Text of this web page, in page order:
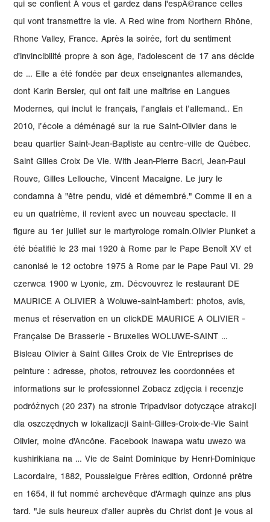
qui se confient Ã vous et gardez dans l'espÃ©rance celles
qui vont transmettre la vie. A Red wine from Northern Rhône,
Rhone Valley, France. Après la soirée, fort du sentiment
d'invincibilité propre à son âge, l'adolescent de 17 ans décide
de … Elle a été fondée par deux enseignantes allemandes,
dont Karin Bersier, qui ont fait une maîtrise en Langues
Modernes, qui inclut le français, l’anglais et l’allemand.. En
2010, l’école a déménagé sur la rue Saint-Olivier dans le
beau quartier Saint-Jean-Baptiste au centre-ville de Québec.
Saint Gilles Croix De Vie. With Jean-Pierre Bacri, Jean-Paul
Rouve, Gilles Lellouche, Vincent Macaigne. Le jury le
condamna à "être pendu, vidé et démembré." Comme il en a
eu un quatrième, il revient avec un nouveau spectacle. Il
figure au 1er juillet sur le martyrologe romain.Olivier Plunket a
été béatifié le 23 mai 1920 à Rome par le Pape Benoît XV et
canonisé le 12 octobre 1975 à Rome par le Pape Paul VI. 29
czerwca 1900 w Lyonie, zm. Décvouvrez le restaurant DE
MAURICE A OLIVIER à Woluwe-saint-lambert: photos, avis,
menus et réservation en un clickDE MAURICE A OLIVIER -
Française De Brasserie - Bruxelles WOLUWE-SAINT …
Bisleau Olivier à Saint Gilles Croix de Vie Entreprises de
peinture : adresse, photos, retrouvez les coordonnées et
informations sur le professionnel Zobacz zdjęcia i recenzje
podróżnych (20 237) na stronie Tripadvisor dotyczące atrakcji
dla oszczędnych w lokalizacji Saint-Gilles-Croix-de-Vie Saint
Olivier, moine d'Ancône. Facebook inawapa watu uwezo wa
kushirikiana na … Vie de Saint Dominique by Henri-Dominique
Lacordaire, 1882, Poussielgue Frères edition, Ordonné prêtre
en 1654, il fut nommé archevêque d'Armagh quinze ans plus
tard. "Je suis heureux d'aller auprès du Christ dont je vous ai